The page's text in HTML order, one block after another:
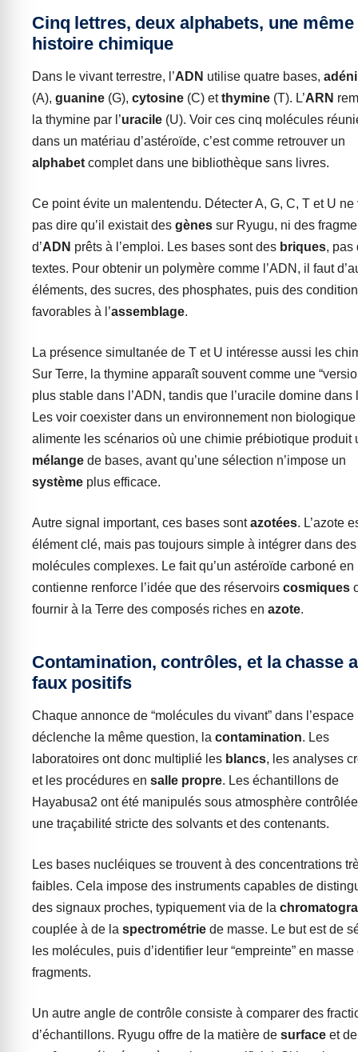
Cinq lettres, deux alphabets, une même
histoire chimique
Dans le vivant terrestre, l’ADN utilise quatre bases,
(A), guanine (G), cytosine (C) etthymine (T). L’ARN
la thymine par l’uracile (U). Voir ces cinq molécules
dans un matériau d’astéroïde, c’est comme retrouver un
alphabet complet dans une bibliothèque sans livres.
Ce point évite un malentendu. Détecter A, G, C, T et U ne
pas dire qu’il existait des gènes sur Ryugu, ni des
d’ADN prêts à l’emploi. Les bases sont des briques, pas
textes. Pour obtenir un polymère comme l’ADN, il faut
éléments, des sucres, des phosphates, puis des
favorables à l’assemblage.
La présence simultanée de T et U intéresse aussi les
Sur Terre, la thymine apparaît souvent comme une
plus stable dans l’ADN, tandis que l’uracile domine dans
Les voir coexister dans un environnement non biologique
alimente les scénarios où une chimie prébiotique produit
mélange de bases, avant qu’une sélection n’impose un
système plus efficace.
Autre signal important, ces bases sontazotées. L’azote
élément clé, mais pas toujours simple à intégrer dans des
molécules complexes. Le fait qu’un astéroïde carboné en
contienne renforce l’idée que des réservoirs cosmiques
fournir à la Terre des composés riches en azote.
Contamination, contrôles, et la chasse
faux positifs
Chaque annonce de “molécules du vivant” dans l’espace
déclenche la même question, la contamination. Les
laboratoires ont donc multiplié les blancs, les analyses
et les procédures en salle propre. Les échantillons de
Hayabusa2 ont été manipulés sous atmosphère
une traçabilité stricte des solvants et des contenants.
Les bases nucléiques se trouvent à des concentrations
faibles. Cela impose des instruments capables de
des signaux proches, typiquement via de la
couplée à de la spectrométrie de masse. Le but est de
les molécules, puis d’identifier leur “empreinte” en masse
fragments.
Un autre angle de contrôle consiste à comparer des
d’échantillons. Ryugu offre de la matière de surface et